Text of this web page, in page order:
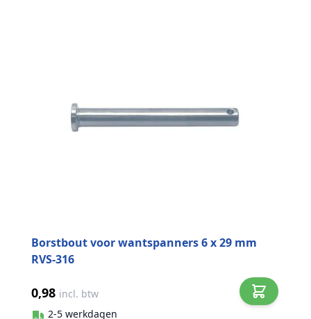
Borstbout voor wantspanners 6 x 29 mm
RVS-316
0,98 incl. btw
2-5 werkdagen